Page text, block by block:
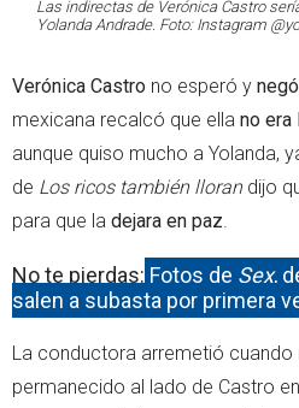
Las indirectas de Verónica Castro
Yolanda Andrade. Foto: Instagram
Verónica Castro no esperó y
mexicana recalcó que ella no era
aunque quiso mucho a Yolanda,
de Los ricos también llorandijo
para que la dejara en paz.
No te pierdas: Fotos de Sex,
salen a subasta por primera
La conductora arremetió
permanecido al lado de Castro